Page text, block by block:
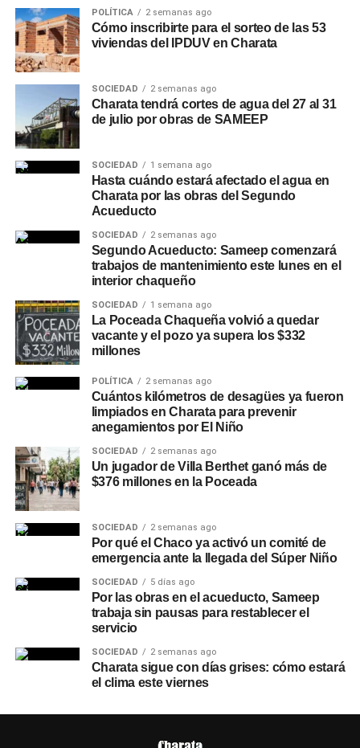
POLÍTICA 2 semanas ago
Cómo inscribirte para el sorteo de las 53
viviendas del IPDUV en Charata
SOCIEDAD 2 semanas ago
Charata tendrá cortes de agua del 27 al 31
de julio por obras de SAMEEP
SOCIEDAD 1 semana ago
Hasta cuándo estará afectado el agua en
Charata por las obras del Segundo
Acueducto
SOCIEDAD 2 semanas ago
Segundo Acueducto: Sameep comenzará
trabajos de mantenimiento este lunes en el
interior chaqueño
SOCIEDAD 1 semana ago
La Poceada Chaqueña volvió a quedar
vacante y el pozo ya supera los $332
millones
POLÍTICA 2 semanas ago
Cuántos kilómetros de desagües ya fueron
limpiados en Charata para prevenir
anegamientos por El Niño
SOCIEDAD 2 semanas ago
Un jugador de Villa Berthet ganó más de
$376 millones en la Poceada
SOCIEDAD 2 semanas ago
Por qué el Chaco ya activó un comité de
emergencia ante la llegada del Súper Niño
SOCIEDAD 5 días ago
Por las obras en el acueducto, Sameep
trabaja sin pausas para restablecer el
servicio
SOCIEDAD 2 semanas ago
Charata sigue con días grises: cómo estará
el clima este viernes